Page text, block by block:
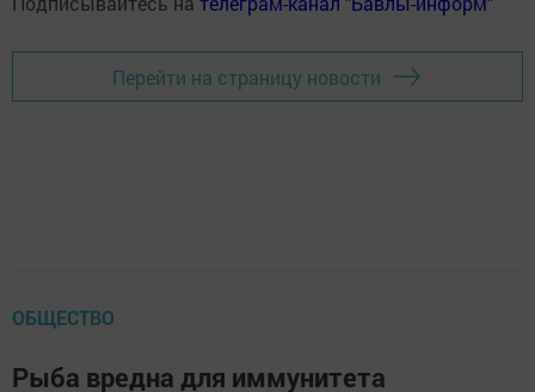
Перейти на страницу новости
ОБЩЕСТВО
Рыба вредна для иммунитета